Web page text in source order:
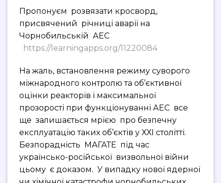
Пропонуєм розвязати кросворд,
присвячений річниці аварії на
Чорнобильській АЕС
https://learningapps.org/11220084
На жаль, встановлення режиму суворого
міжнародного контролю та об’єктивної
оцінки реакторів і максимальної
прозорості при функціонуванні АЕС все
ще залишається мрією про безпечну
експлуатацію таких об’єктів у ХХІ столітті.
Безпорадність МАГАТЕ під час
українсько-російської визвольної війни
цьому є доказом. У випадку нової ядерної